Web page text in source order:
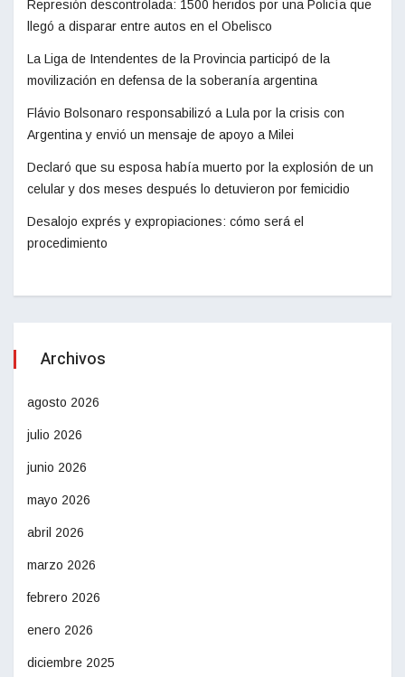
Represión descontrolada: 1500 heridos por una Policía que
llegó a disparar entre autos en el Obelisco
La Liga de Intendentes de la Provincia participó de la
movilización en defensa de la soberanía argentina
Flávio Bolsonaro responsabilizó a Lula por la crisis con
Argentina y envió un mensaje de apoyo a Milei
Declaró que su esposa había muerto por la explosión de un
celular y dos meses después lo detuvieron por femicidio
Desalojo exprés y expropiaciones: cómo será el
procedimiento
Archivos
agosto 2026
julio 2026
junio 2026
mayo 2026
abril 2026
marzo 2026
febrero 2026
enero 2026
diciembre 2025